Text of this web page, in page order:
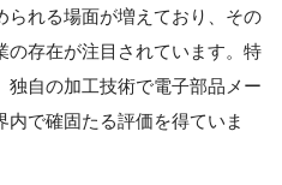
られる場面が増えており、その
の存在が注目されています。特
独自の加工技術で電子部品メー
内で確固たる評価を得ていま